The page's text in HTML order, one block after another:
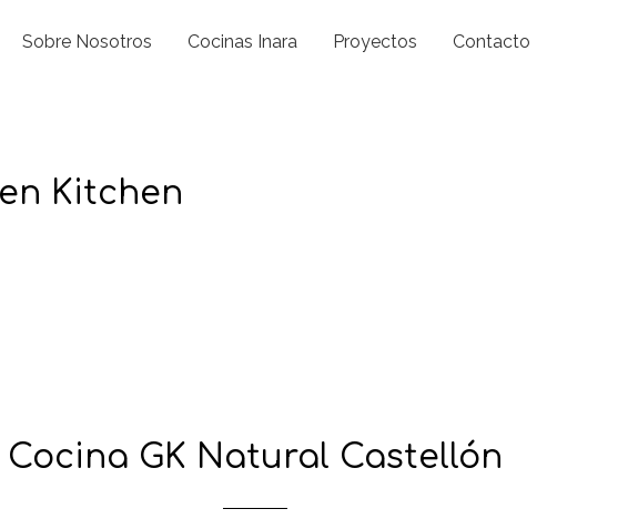
Sobre Nosotros Cocinas Inara Proyectos Contacto
Kitchen
Cocina GK Natural Castellón